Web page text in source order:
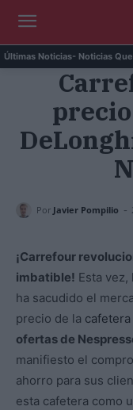
Últimas Noticias- Noticias
Eclipse solar en
Por Javier Pompilio -
¡Carrefour
imbatible! Esta
ha sacudido el
precio de la
ofertas de
manifiesto el
ahorro para sus
esta cafetera como